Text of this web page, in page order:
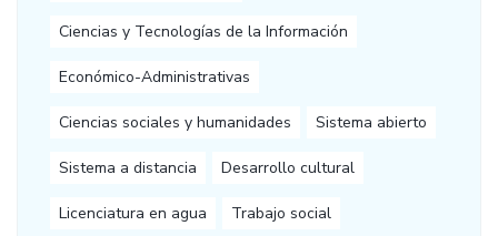
Ciencias y Tecnologías de la Información
Económico-Administrativas
Ciencias sociales y humanidades Sistema abierto
Sistema a distancia Desarrollo cultural
Licenciatura en agua Trabajo social